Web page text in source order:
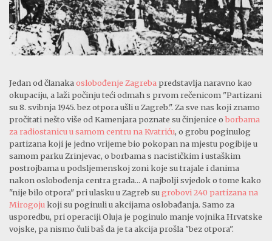
Jedan od članakaoslobođenje Zagrebapredstavlja naravno kao
okupaciju, a laži počinju teći odmah s prvom rečenicom "Partizani
su 8. svibnja 1945. bez otpora ušli u Zagreb.". Za sve nas koji znamo
pročitati nešto više od Kamenjara poznate su činjenice oborbama
za radiostanicu u samom centru na Kvatriću, o grobu poginulog
partizana koji je jedno vrijeme bio pokopan na mjestu pogibije u
samom parku Zrinjevac, o borbama s nacističkim i ustaškim
postrojbama u podsljemenskoj zoni koje su trajale i danima
nakon oslobođenja centra grada... A najbolji svjedok o tome kako
"nije bilo otpora" pri ulasku u Zagreb sugrobovi 240 partizana na
Mirogojukoji su poginuli u akcijama oslobađanja. Samo za
usporedbu, pri operaciji Oluja je poginulo manje vojnika Hrvatske
vojske, pa nismo čuli baš da je ta akcija prošla "bez otpora".